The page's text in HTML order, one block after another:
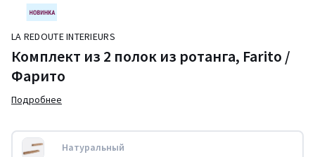
LA REDOUTE INTERIEURS
Комплект из 2 полок из ротанга, Farito /
Фарито
Подробнее
Натуральный